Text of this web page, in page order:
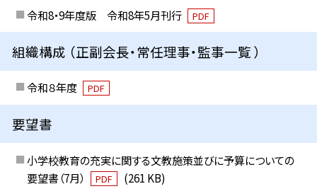
令和8・9年度版 令和8年5月刊行 PDF
組織構成 （正副会長・常任理事・監事一覧 ）
令和８年度 PDF
要望書
小学校教育の充実に関する文教施策並びに予算についての
要望書（7月）
PDF (261 KB)